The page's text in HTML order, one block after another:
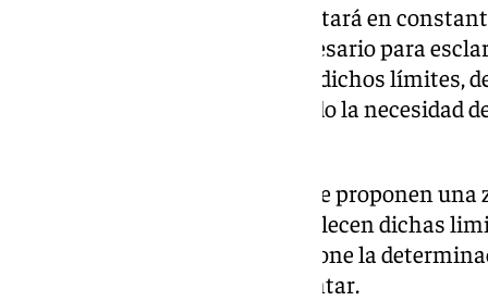
El documento elaborado, que estará en
diagnóstico de la situación necesario para
interés general para establecer dichos límites,
diversos factores se ha detectado la necesidad
Para ello, los autores del informe proponen
ciudad sobre los cuales se establecen dichas
cada uno de los barrios, se propone la
viviendas que se pueden implantar.